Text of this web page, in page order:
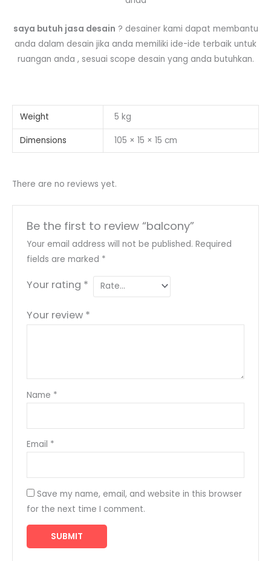
saya butuh jasa desain ? desainer kami dapat membantu
anda dalam desain jika anda memiliki ide-ide terbaik untuk
ruangan anda , sesuai scope desain yang anda butuhkan.
Weight 5 kg
Dimensions 105 × 15 × 15 cm
There are no reviews yet.
Be the first to review “balcony”
Your email address will not be published. Required
fields are marked *
Your rating *
Your review *
Name *
Email *
Save my name, email, and website in this browser
for the next time I comment.